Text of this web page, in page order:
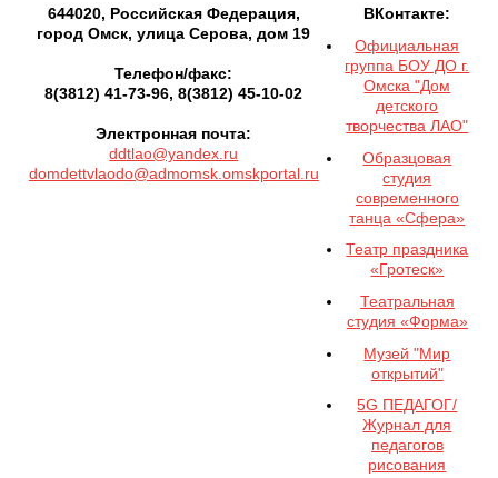
644020, Российская Федерация,
город Омск, улица Серова, дом 19
Телефон/факс:
8(3812) 41-73-96, 8(3812) 45-10-02
Электронная почта:
ddtlao@yandex.ru
domdettvlaodo@admomsk.omskportal.ru
ВКонтакте:
Официальная
группа БОУ ДО г.
Омска "Дом
детского
творчества ЛАО"
Образцовая
студия
современного
танца «Сфера»
Театр праздника
«Гротеск»
Театральная
студия «Форма»
Музей "Мир
открытий"
5G ПЕДАГОГ/
Журнал для
педагогов
рисования